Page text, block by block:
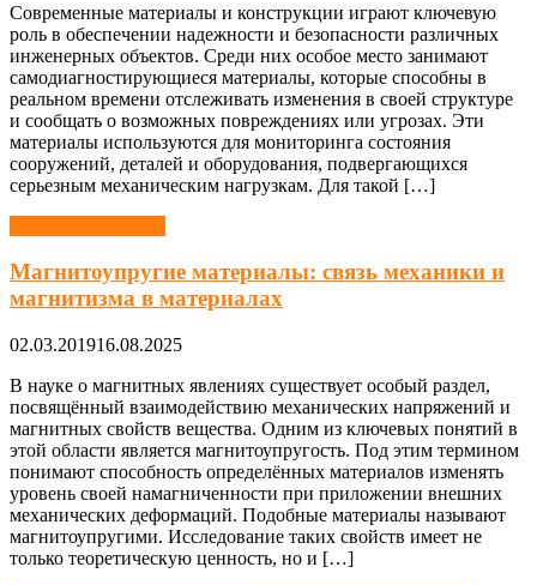
Современные материалы и конструкции играют ключевую
роль в обеспечении надежности и безопасности различных
инженерных объектов. Среди них особое место занимают
самодиагностирующиеся материалы, которые способны в
реальном времени отслеживать изменения в своей структуре
и сообщать о возможных повреждениях или угрозах. Эти
материалы используются для мониторинга состояния
сооружений, деталей и оборудования, подвергающихся
серьезным механическим нагрузкам. Для такой […]
Магнитоупругие материалы: связь механики и
магнитизма в материалах
02.03.201916.08.2025
В науке о магнитных явлениях существует особый раздел,
посвящённый взаимодействию механических напряжений и
магнитных свойств вещества. Одним из ключевых понятий в
этой области является магнитоупругость. Под этим термином
понимают способность определённых материалов изменять
уровень своей намагниченности при приложении внешних
механических деформаций. Подобные материалы называют
магнитоупругими. Исследование таких свойств имеет не
только теоретическую ценность, но и […]